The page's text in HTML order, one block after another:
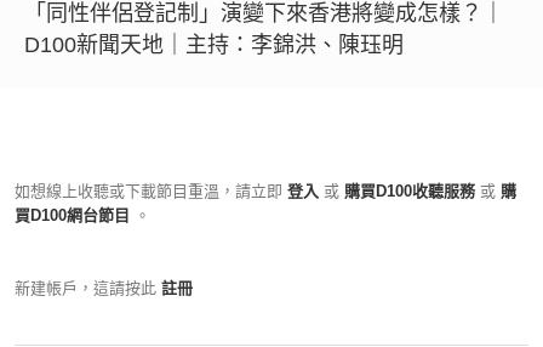
「同性伴侶登記制」演變下來香港將變成怎樣？｜
D100新聞天地｜主持：李錦洪、陳珏明
如想線上收聽或下載節目重溫，請立即 登入 或 購買D100收聽服務 或 購
買D100網台節目
。
新建帳戶，這請按此 註冊